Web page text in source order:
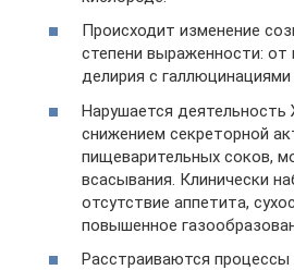
Происходит изменение
степени выраженности: от
делирия с
Нарушается
снижением секреторной
пищеварительных соков,
всасывания. Клинически
отсутствие аппетита,
повышенное
Расстраиваются